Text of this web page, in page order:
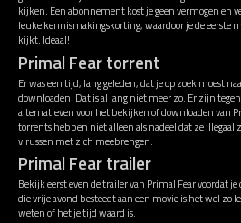
kijken. Een abonnement kost je geen vermogen en
leuke kennismakingskorting, waardoor je de eerste
kijkt. Ideaal!
Primal Fear torrent
Er was een tijd, lang geleden, dat je op zoek moest
downloaden. Dat is al lang niet meer zo. Er zijn
alternatieven voor het bekijken of downloaden van
torrents hebben niet alleen als nadeel dat ze
virussen met zich meebrengen.
Primal Fear trailer
Bekijk eerst even de trailer van Primal Fear voordat
die vrije avond besteedt aan een movie is het wel zo
weten of het je tijd waard is.